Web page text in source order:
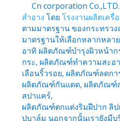
Cn corporation Co.,LTD.
สำอาง โดย โรงงานผลิตเครื่
ตามมาตรฐาน ของกระทรว
มาตรฐานให้เลือกหลากหลา
อาทิ ผลิตภัณฑ์บำรุงผิวหน้าก
กระ, ผลิตภัณฑ์ทำความสะอ
เลือนริ้วรอย, ผลิตภัณฑ์ลดกา
ผลิตภัณฑ์กันแดด, ผลิตภัณฑ์
สปาแคร์,
ผลิตภัณฑ์ตกแต่งริมฝีปาก ลิ
ปบาล์ม นอกจากนั้นเรายังมี